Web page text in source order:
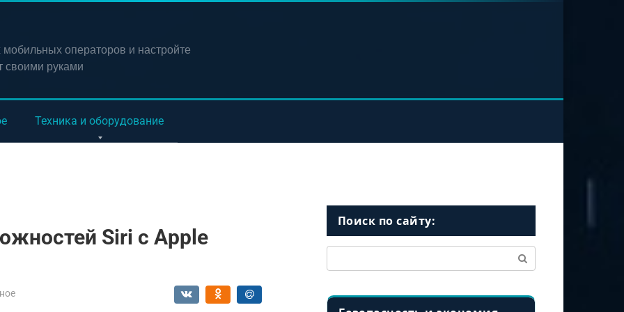
мобильных операторов и настройте
своими руками
Техника и оборудование
Siri с Apple
Поиск по сайту: